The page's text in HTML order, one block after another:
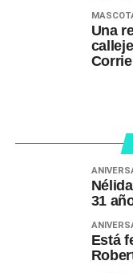
Una
31
Está